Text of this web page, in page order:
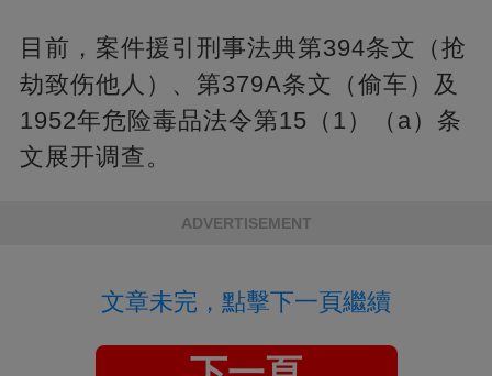
目前，案件援引刑事法典第394条文（抢
劫致伤他人）、第379A条文（偷车）及
1952年危险毒品法令第15（1）（a）条
文展开调查。
ADVERTISEMENT
文章未完，點擊下一頁繼續